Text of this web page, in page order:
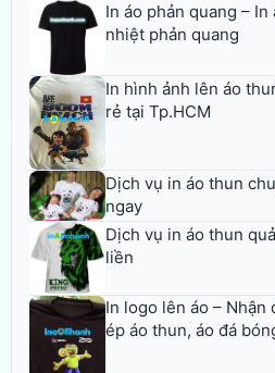
In áo phản quang –
nhiệt phản quang
In hình ảnh lên áo
rẻ tại Tp.HCM
Dịch vụ in áo thun
ngay
Dịch vụ in áo thun
liền
In logo lên áo –
ép áo thun, áo đá